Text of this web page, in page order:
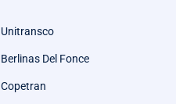
Unitransco
Berlinas Del Fonce
Copetran